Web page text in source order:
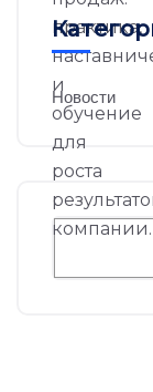
Новости